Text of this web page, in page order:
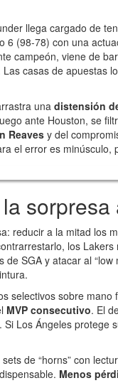
llega cargado de
6 (98-78) con una
campeón, viene de
casas de apuestas
una distensión
ante Houston, se
Reavesy del
el error es
reducir a la mitad los
los
de SGA y atacar al
selectivos sobre
MVP consecutivo. El
Los Ángeles
de “horns” con
Menos